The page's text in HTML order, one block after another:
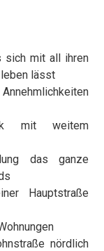
sich mit all ihren
lässt
mit weitem
das ganze
Hauptstraße
nördlich